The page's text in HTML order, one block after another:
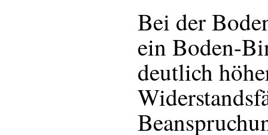
Bei der
ein Boden-
deutlich